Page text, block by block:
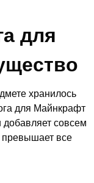
для
хранилось
для Майнкрафт
добавляет совсем
превышает все